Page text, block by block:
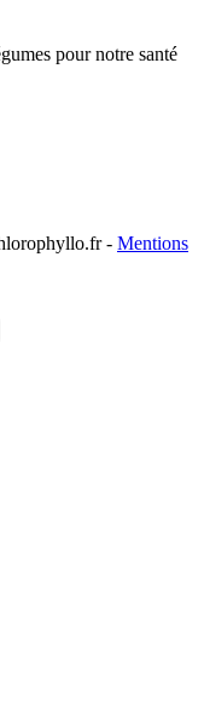
pour notre santé
- Mentions